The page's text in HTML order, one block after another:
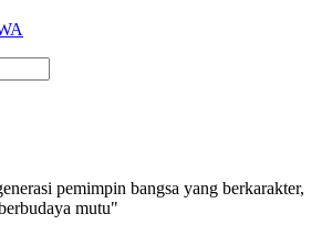
pemimpin bangsa yang berkarakter,
mutu"